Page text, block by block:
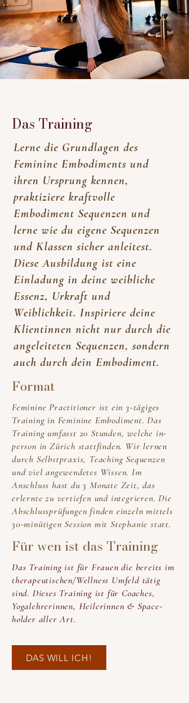
Das Training
Lerne die Grundlagen des
Feminine Embodiments und
ihren Ursprung kennen,
praktiziere kraftvolle
Embodiment Sequenzen und
lerne wie du eigene Sequenzen
und Klassen sicher anleitest.
Diese Ausbildung ist eine
Einladung in deine weibliche
Essenz, Urkraft und
Weiblichkeit. Inspiriere deine
Klientinnen nicht nur durch die
angeleiteten Sequenzen, sondern
auch durch dein Embodiment.
Format
Feminine Practitioner ist ein 3-tägiges
Training in Feminine Embodiment. Das
Training umfasst 20 Stunden, welche in-
person in Zürich stattfinden. Wir lernen
durch Selbstpraxis, Teaching Sequenzen
und viel angewendetes Wissen. Im
Anschluss hast du 3 Monate Zeit, das
erlernte zu vertiefen und integrieren. Die
Abschlussprüfungen finden einzeln mittels
30-minütigen Session mit Stephanie statt.
Für wen ist das Training
Das Training ist für Frauen die bereits im
therapeutischen/Wellness Umfeld tätig
sind. Dieses Training ist für Coaches,
Yogalehrerinnen, Heilerinnen & Space-
holder aller Art.
DAS WILL ICH!